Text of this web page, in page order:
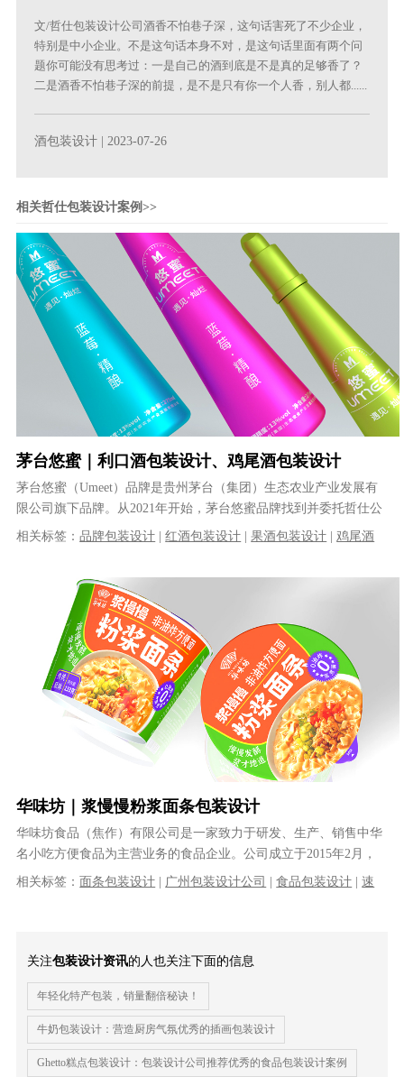
文/哲仕包装设计公司酒香不怕巷子深，这句话害死了不少企业，
特别是中小企业。不是这句话本身不对，是这句话里面有两个问
题你可能没有思考过：一是自己的酒到底是不是真的足够香了？
二是酒香不怕巷子深的前提，是不是只有你一个人香，别人都......
酒包装设计 | 2023-07-26
相关哲仕包装设计案例>>
茅台悠蜜｜利口酒包装设计、鸡尾酒包装设计
茅台悠蜜（Umeet）品牌是贵州茅台（集团）生态农业产业发展有
限公司旗下品牌。从2021年开始，茅台悠蜜品牌找到并委托哲仕公
司开始了其旗下多个系列的产......
相关标签：品牌包装设计 |红酒包装设计 |果酒包装设计 |鸡尾酒
华味坊｜浆慢慢粉浆面条包装设计
华味坊食品（焦作）有限公司是一家致力于研发、生产、销售中华
名小吃方便食品为主营业务的食品企业。公司成立于2015年2月，
坐落于拥有优质小麦基地的河南省......
相关标签： 面条包装设计 广州包装设计公司 |食品包装设计 |速
关注包装设计资讯的人也关注下面的信息
年轻化特产包装，销量翻倍秘诀！
牛奶包装设计：营造厨房气氛优秀的插画包装设计
Ghetto糕点包装设计：包装设计公司推荐优秀的食品包装设计案例